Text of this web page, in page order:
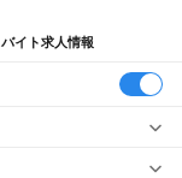
イト求人情報